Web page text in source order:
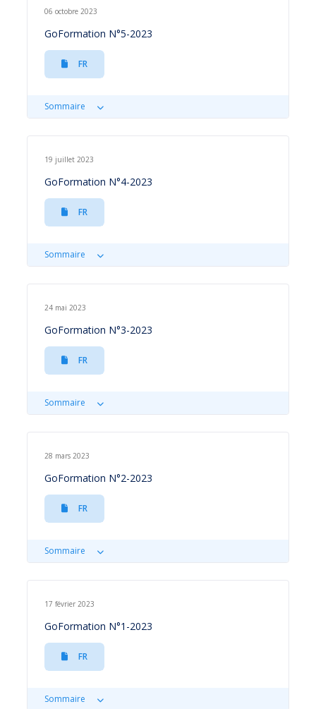
06 octobre 2023
GoFormation N°5-2023
FR
Sommaire
19 juillet 2023
GoFormation N°4-2023
FR
Sommaire
24 mai 2023
GoFormation N°3-2023
FR
Sommaire
28 mars 2023
GoFormation N°2-2023
FR
Sommaire
17 février 2023
GoFormation N°1-2023
FR
Sommaire